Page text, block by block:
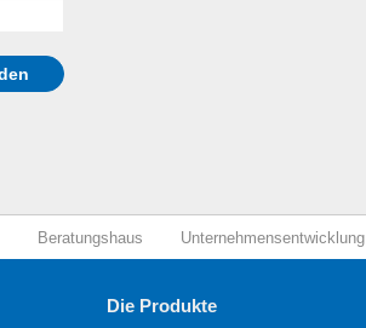
Beratungshaus Unternehmensentwicklung
Die Produkte